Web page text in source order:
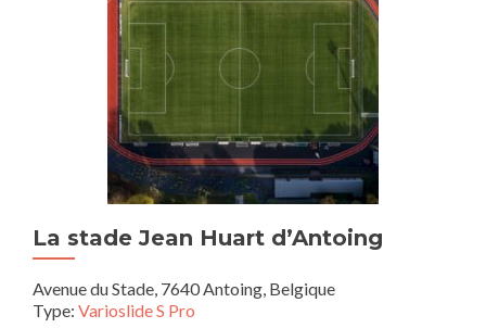
La stade Jean Huart d’Antoing
Avenue du Stade, 7640 Antoing, Belgique
Type: Varioslide S Pro